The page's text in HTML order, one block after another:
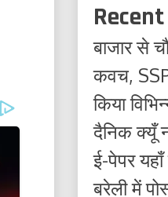
बाजार से
कवच,
किया
दैनिक क्यूँ
ई-पेपर
बरेली में